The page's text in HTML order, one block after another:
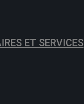
ET SERVICES